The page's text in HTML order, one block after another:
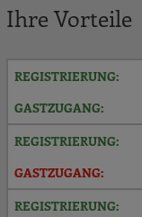
Ihre Vorteile